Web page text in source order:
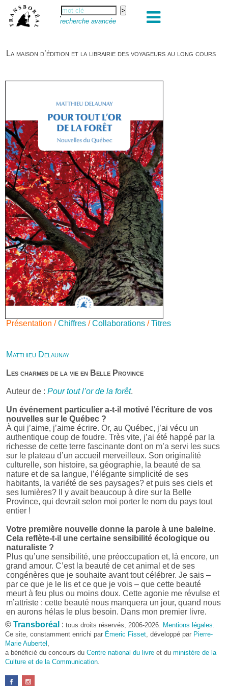
recherche avancée
La maison d’édition et la librairie des voyageurs au long cours
Présentation /Chiffres /Collaborations /Titres
Matthieu Delaunay
Les charmes de la vie en Belle Province
Auteur de : Pour tout l’or de la forêt.
Un événement particulier a-t-il motivé l’écriture de vos
nouvelles sur le Québec ?
À qui j’aime, j’aime écrire. Or, au Québec, j’ai vécu un
authentique coup de foudre. Très vite, j’ai été happé par la
richesse de cette terre fascinante dont on m’a servi les sucs
sur le plateau d’un accueil merveilleux. Son originalité
culturelle, son histoire, sa géographie, la beauté de sa
nature et de sa langue, l’élégante simplicité de ses
habitants, la variété de ses paysages? et puis ses ciels et
ses lumières? Il y avait beaucoup à dire sur la Belle
Province, qui devrait selon moi porter le nom du pays tout
entier !
Votre première nouvelle donne la parole à une baleine.
Cela reflète-t-il une certaine sensibilité écologique ou
naturaliste ?
Plus qu’une sensibilité, une préoccupation et, là encore, un
grand amour. C’est la beauté de cet animal et de ses
congénères que je souhaite avant tout célébrer. Je sais –
par ce que je le lis et ce que je vois – que cette beauté
meurt à feu plus ou moins doux. Cette agonie me révulse et
m’attriste : cette beauté nous manquera un jour, quand nous
en aurons hélas le plus besoin. Dans mon premier livre,
j’avais pris goût à me mettre dans la peau d’une bête. Outre
l’intérêt de l’exercice littéraire, il me semble que cela peut
être un bon moyen pour transmettre certains messages.
Pourquoi avoir choisi le format des nouvelles plutôt
qu’un autre ?
D’abord parce que j’aime (décidément!) en lire !
© Transboréal : tous droits réservés, 2006-2026. Mentions légales
Ce site, constamment enrichi par Émeric Fisset , développé par Pierre-
Marie Aubertel
a bénéficié du concours du Centre national du livre et du ministère de la
Culture et de la Communication